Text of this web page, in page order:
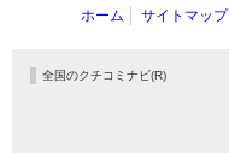
ホーム サイトマップ
全国のクチコミナビ(R)